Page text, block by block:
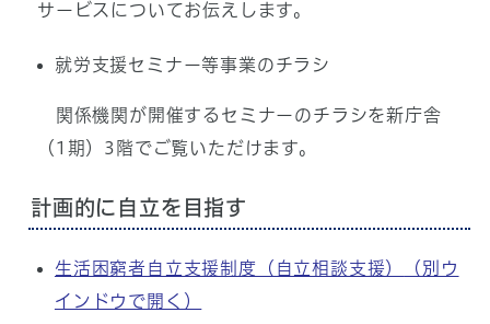
サービスについてお伝えします。
就労支援セミナー等事業のチラシ
関係機関が開催するセミナーのチラシを新庁舎
（1期）3階でご覧いただけます。
計画的に自立を目指す
生活困窮者自立支援制度（自立相談支援）
（別ウ
インドウで開く）